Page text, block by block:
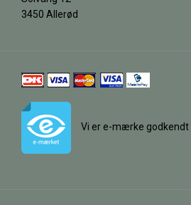
3450 Allerød
Vi er e-mærke godkendt